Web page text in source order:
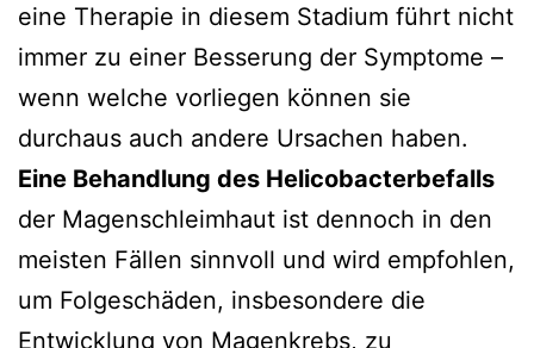
eine Therapie in diesem Stadium führt nicht
immer zu einer Besserung der Symptome –
wenn welche vorliegen können sie
durchaus auch andere Ursachen haben.
Eine Behandlung des Helicobacterbefalls
der Magenschleimhaut ist dennoch in den
meisten Fällen sinnvoll und wird empfohlen,
um Folgeschäden, insbesondere die
Entwicklung von Magenkrebs, zu